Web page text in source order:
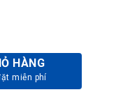
HÀNG